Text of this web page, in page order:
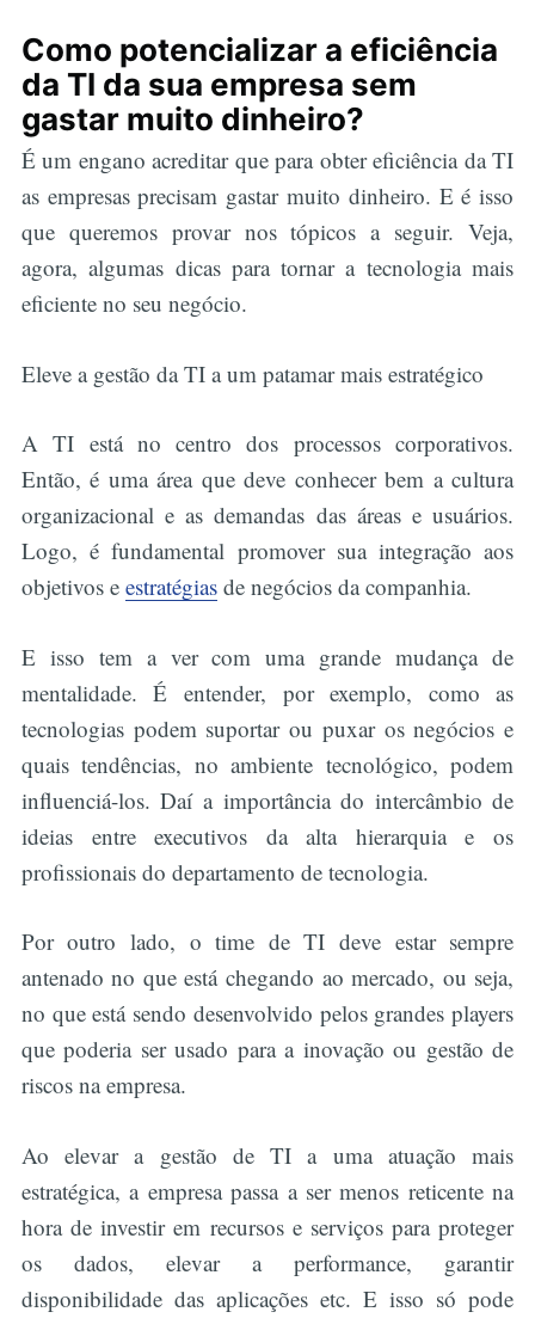
Como potencializar a eficiência
da TI da sua empresa sem
gastar muito dinheiro?
É um engano acreditar que para obter eficiência da TI
as empresas precisam gastar muito dinheiro. E é isso
que queremos provar nos tópicos a seguir. Veja,
agora, algumas dicas para tornar a tecnologia mais
eficiente no seu negócio.
Eleve a gestão da TI a um patamar mais estratégico
A TI está no centro dos processos corporativos.
Então, é uma área que deve conhecer bem a cultura
organizacional e as demandas das áreas e usuários.
Logo, é fundamental promover sua integração aos
objetivos e estratégiasde negócios da companhia.
E isso tem a ver com uma grande mudança de
mentalidade. É entender, por exemplo, como as
tecnologias podem suportar ou puxar os negócios e
quais tendências, no ambiente tecnológico, podem
influenciá-los. Daí a importância do intercâmbio de
ideias entre executivos da alta hierarquia e os
profissionais do departamento de tecnologia.
Por outro lado, o time de TI deve estar sempre
antenado no que está chegando ao mercado, ou seja,
no que está sendo desenvolvido pelos grandes players
que poderia ser usado para a inovação ou gestão de
riscos na empresa.
Ao elevar a gestão de TI a uma atuação mais
estratégica, a empresa passa a ser menos reticente na
hora de investir em recursos e serviços para proteger
os dados, elevar a performance, garantir
disponibilidade das aplicações etc. E isso só pode